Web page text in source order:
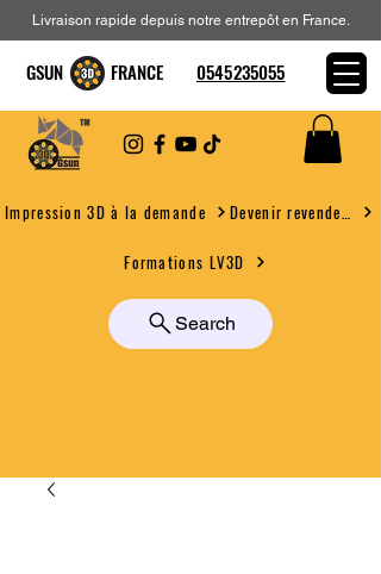
Impression 3D à la demande
Formations LV3D
Search
Livraison rapide depuis notre entrepôt en France.
GSUN FRANCE 0545235055